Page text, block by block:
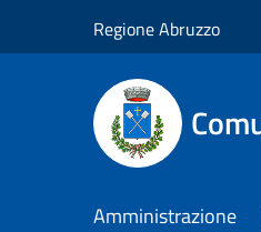
Regione Abruzzo
Amministrazione